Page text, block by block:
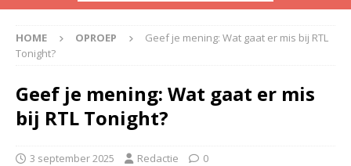
HOME OPROEP
Geef je mening: Wat gaat er mis bij RTL
Tonight?
Geef je mening: Wat gaat er mis
bij RTL Tonight?
3 september 2025 Redactie 0